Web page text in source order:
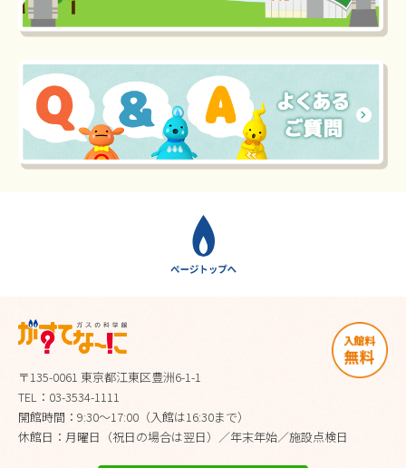
〒135-0061 東京都江東区豊洲6-1-1
TEL：03-3534-1111
開館時間：9:30～17:00（入館は16:30まで）
休館日：月曜日（祝日の場合は翌日）／年末年始／施設点検日